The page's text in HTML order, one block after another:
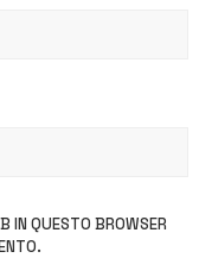
IN QUESTO BROWSER